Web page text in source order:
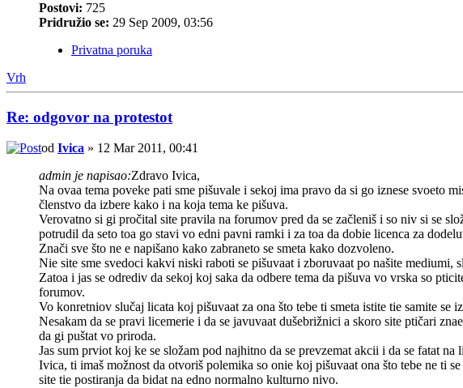
Postovi: 725
Pridružio se: 29 Sep 2009, 03:56
Privatna poruka
Vrh
Re: odgovor na protestot
od Ivica » 12 Mar 2011, 00:41
admin je napisao:Zdravo Ivica,
Na ovaa tema poveke pati sme pišuvale i sekoj ima pravo da si go iznese svoeto
členstvo da izbere kako i na koja tema ke pišuva.
Verovatno si gi pročital site pravila na forumov pred da se začleniš i so niv si se
potrudil da seto toa go stavi vo edni pavni ramki i za toa da dobie licenca za
Znači sve što ne e napišano kako zabraneto se smeta kako dozvoleno.
Nie site sme svedoci kakvi niski raboti se pišuvaat i zboruvaat po našite
Zatoa i jas se odrediv da sekoj koj saka da odbere tema da pišuva vo vrska so
forumov.
Vo konretniov slučaj licata koj pišuvaat za ona što tebe ti smeta istite tie samite
Nesakam da se pravi licemerie i da se javuvaat dušebrižnici a skoro site ptičari
da gi puštat vo priroda.
Jas sum prviot koj ke se složam pod najhitno da se prevzemat akcii i da se fatat
Ivica, ti imaš možnost da otvoriš polemika so onie koj pišuvaat ona što tebe ne ti
site tie postiranja da bidat na edno normalno kulturno nivo.